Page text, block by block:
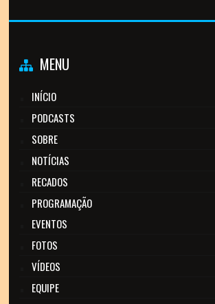
MENU
INÍCIO
PODCASTS
SOBRE
NOTÍCIAS
RECADOS
PROGRAMAÇÃO
EVENTOS
FOTOS
VÍDEOS
EQUIPE